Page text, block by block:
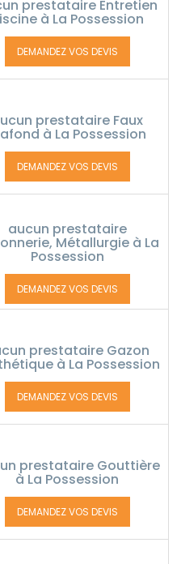
prestataire Entretien
à La Possession
DEMANDEZ VOS DEVIS
prestataire Faux
à La Possession
DEMANDEZ VOS DEVIS
aucun prestataire
Métallurgie à La
Possession
DEMANDEZ VOS DEVIS
prestataire Gazon
à La Possession
DEMANDEZ VOS DEVIS
prestataire Gouttière
à La Possession
DEMANDEZ VOS DEVIS